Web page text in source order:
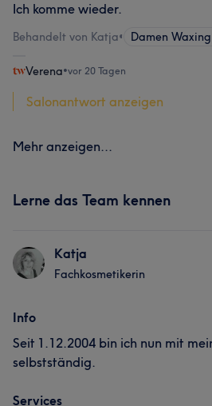
Ich komme wieder.
Behandelt von Katja• Damen
Verena•vor 20 Tagen
Salonantwort anzeigen
Mehr anzeigen...
Lerne das Team kennen
Katja
Fachkosmetikerin
Info
Seit 1.12.2004 bin ich nun mit
selbstständig.
Services